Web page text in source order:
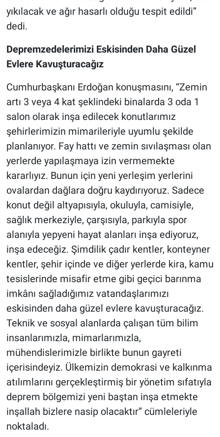
yıkılacak ve ağır hasarlı olduğu tespit edildi”
dedi.
Depremzedelerimizi Eskisinden Daha Güzel
Evlere Kavuşturacağız
Cumhurbaşkanı Erdoğan konuşmasını, “Zemin
artı 3 veya 4 kat şeklindeki binalarda 3 oda 1
salon olarak inşa edilecek konutlarımız
şehirlerimizin mimarileriyle uyumlu şekilde
planlanıyor. Fay hattı ve zemin sıvılaşması olan
yerlerde yapılaşmaya izin vermemekte
kararlıyız. Bunun için yeni yerleşim yerlerini
ovalardan dağlara doğru kaydırıyoruz. Sadece
konut değil altyapısıyla, okuluyla, camisiyle,
sağlık merkeziyle, çarşısıyla, parkıyla spor
alanıyla yepyeni hayat alanları inşa ediyoruz,
inşa edeceğiz. Şimdilik çadır kentler, konteyner
kentler, şehir içinde ve diğer yerlerde kira, kamu
tesislerinde misafir etme gibi geçici barınma
imkânı sağladığımız vatandaşlarımızı
eskisinden daha güzel evlere kavuşturacağız.
Teknik ve sosyal alanlarda çalışan tüm bilim
insanlarımızla, mimarlarımızla,
mühendislerimizle birlikte bunun gayreti
içerisindeyiz. Ülkemizin demokrasi ve kalkınma
atılımlarını gerçekleştirmiş bir yönetim sıfatıyla
deprem bölgemizi yeni baştan inşa etmekte
inşallah bizlere nasip olacaktır” cümleleriyle
noktaladı.